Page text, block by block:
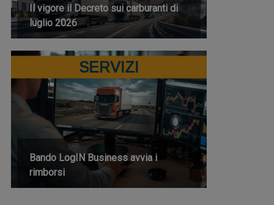
Il vigore il Decreto sui carburanti di
luglio 2026
SERVIZI
Bando LogIN Business avvia i
rimborsi